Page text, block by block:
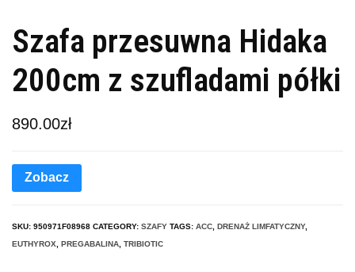
Szafa przesuwna Hidaka
200cm z szufladami półki
890.00zł
Zobacz
SKU: 950971F08968 CATEGORY: SZAFY TAGS: ACC, DRENAŻ LIMFATYCZNY,
EUTHYROX, PREGABALINA, TRIBIOTIC